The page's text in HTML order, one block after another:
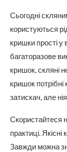
Сьогодні
користуються
кришки прості у
багаторазове
кришок, скляні
кришок потрібні
затискач, але
Скористайтеся
практиці. Якісні
Завжди можна